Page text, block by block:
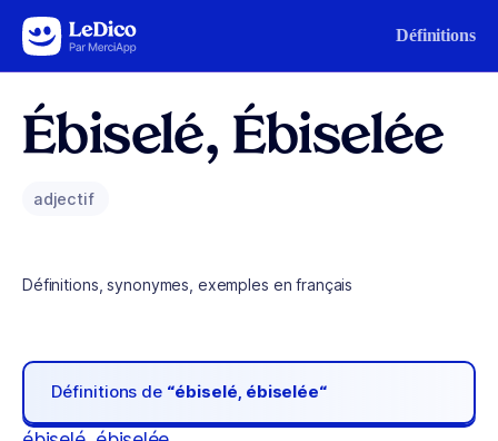
Aller au contenu Définitions
Ébiselé, Ébiselée
adjectif
Définitions, synonymes, exemples en français
Définitions de “ébiselé, ébiselée“